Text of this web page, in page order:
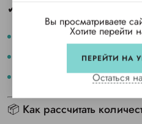
✔ Оптовые условия
более выгодная цена без
удобство масштабирования
возможность быстрых дозаказов
📦 Как рассчитать
Вы просматриваете
Хотите перейти
ПЕРЕЙТИ НА
Остаться